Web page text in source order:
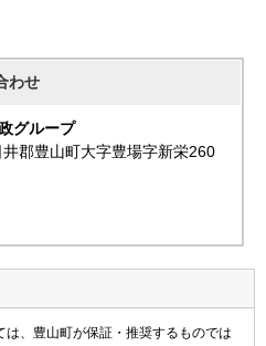
わせ
グループ
郡豊山町大字豊場字新栄260
、豊山町が保証・推奨するものでは